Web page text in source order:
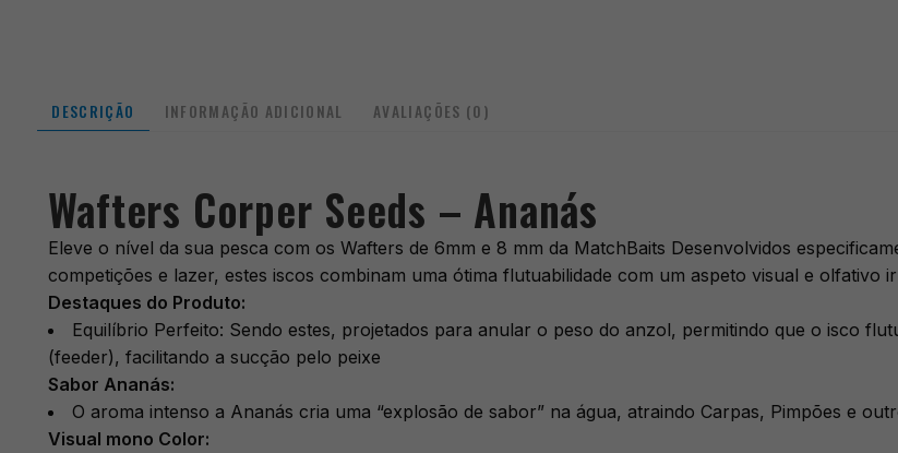
DESCRIÇÃO INFORMAÇÃO ADICIONAL AVALIAÇÕES (0)
Wafters Corper Seeds – Ananás
Eleve o nível da sua pesca com os Wafters de 6mm e 8 mm da MatchBaits Desenvolvidos
competições e lazer, estes iscos combinam uma ótima flutuabilidade com um aspeto visual e olfativo
Destaques do Produto:
​Equilíbrio Perfeito: Sendo estes, projetados para anular o peso do anzol, permitindo que o isco
(feeder), facilitando a sucção pelo peixe
​Sabor Ananás:
O aroma intenso a Ananás cria uma “explosão de sabor” na água, atraindo Carpas, Pimpões e
Visual mono Color: